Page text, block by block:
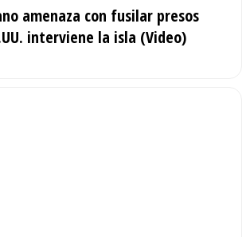
amenaza con fusilar presos
interviene la isla (Video)